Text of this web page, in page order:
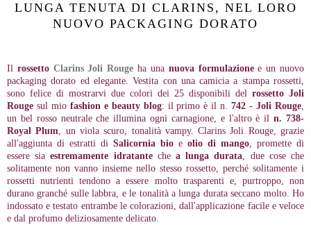
LUNGA TENUTA DI CLARINS, NEL LORO
NUOVO PACKAGING DORATO
Il rossetto Clarins Joli Rouge ha una nuova formulazionee un nuovo
packaging dorato ed elegante. Vestita con una camicia a stampa rossetti,
sono felice di mostrarvi due colori dei 25 disponibili del rossetto Joli
Rouge sul mio fashion e beauty blog: il primo è il n.742 - Joli Rouge,
un bel rosso neutrale che illumina ogni carnagione, e l'altro è iln. 738-
Royal Plum, un viola scuro, tonalità vampy. Clarins Joli Rouge, grazie
all'aggiunta di estratti di Salicornia bio e olio di mango, promette di
essere siaestremamente idratantechea lunga durata, due cose che
solitamente non vanno insieme nello stesso rossetto, perché solitamente i
rossetti nutrienti tendono a essere molto trasparenti e, purtroppo, non
durano granché sulle labbra, e le tonalità a lunga durata seccano molto. Ho
indossato e testato entrambe le colorazioni, dall'applicazione facile e veloce
e dal profumo deliziosamente delicato.